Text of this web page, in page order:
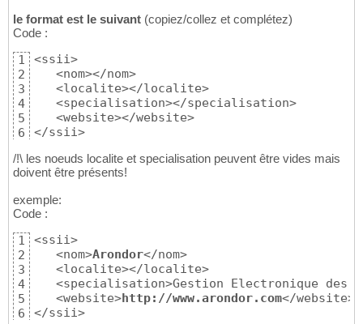
le format est le suivant (copiez/collez et complétez)
Code :
1
2
3
4
5
6
<ssii>
   <nom></nom>
   <localite></localite>
   <specialisation></specialisation>
   <website></website>
</ssii>
/!\ les noeuds localite et specialisation peuvent être vides mais
doivent être présents!
exemple:
Code :
1
2
3
4
5
6
<ssii>
   <nom>
Arondor</nom>
   <localite></localite>
<specialisation>Gestion Electronique des
   <website>
http://www.arondor.com</website>
</ssii>